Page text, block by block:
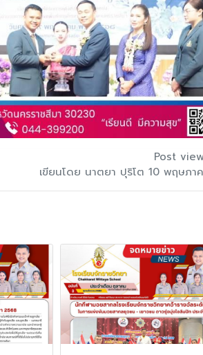
Post
เขียนโดย นาตยา ปุริโต 10 พฤษภา